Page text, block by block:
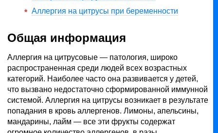
Аллергия на цитрусы при беременности
Общая информация
Аллергия на цитрусовые — патология, широко
распространенная среди людей всех возрастных
категорий. Наиболее часто она развивается у детей,
что вызвано недостаточно сформированной иммунной
системой. Аллергия на цитрусы возникает в результате
попадания в кровь аллергенов. Лимоны, апельсины,
мандарины, лайм — все эти фрукты содержат